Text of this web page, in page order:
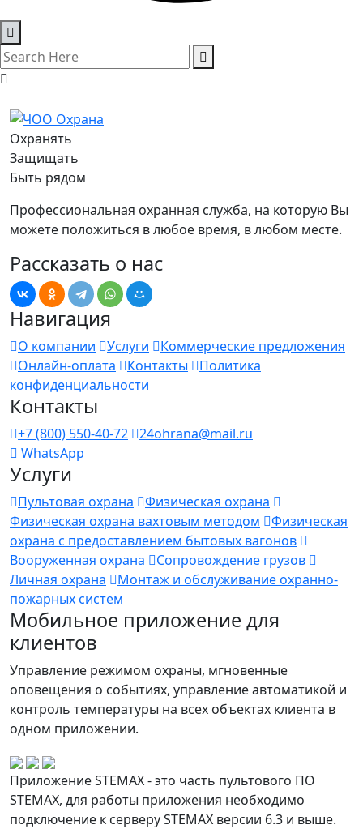
Охранять
Защищать
Быть рядом
Профессиональная охранная служба, на которую Вы
можете положиться в любое время, в любом месте.
Рассказать о нас
Навигация
О компании Услуги
Коммерческие предложения
Онлайн-оплата
Контакты
Политика
конфиденциальности
Контакты
+7 (800) 550-40-72
24ohrana@mail.ru
WhatsApp
Услуги
Пультовая охрана
Физическая охрана
Физическая охрана вахтовым методом
Физическая
охрана с предоставлением бытовых вагонов
Вооруженная охрана
Сопровождение грузов
Личная охрана
Монтаж и обслуживание охранно-
пожарных систем
Мобильное приложение для
клиентов
Управление режимом охраны, мгновенные
оповещения о событиях, управление автоматикой и
контроль температуры на всех объектах клиента в
одном приложении.
Приложение STEMAX - это часть пультового ПО
STEMAX, для работы приложения необходимо
подключение к серверу STEMAX версии 6.3 и выше.